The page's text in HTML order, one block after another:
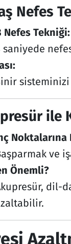
Nefes
Nefes Tekniği:
saniyede
sisteminizi
ile
ve
Önemli?
dil-